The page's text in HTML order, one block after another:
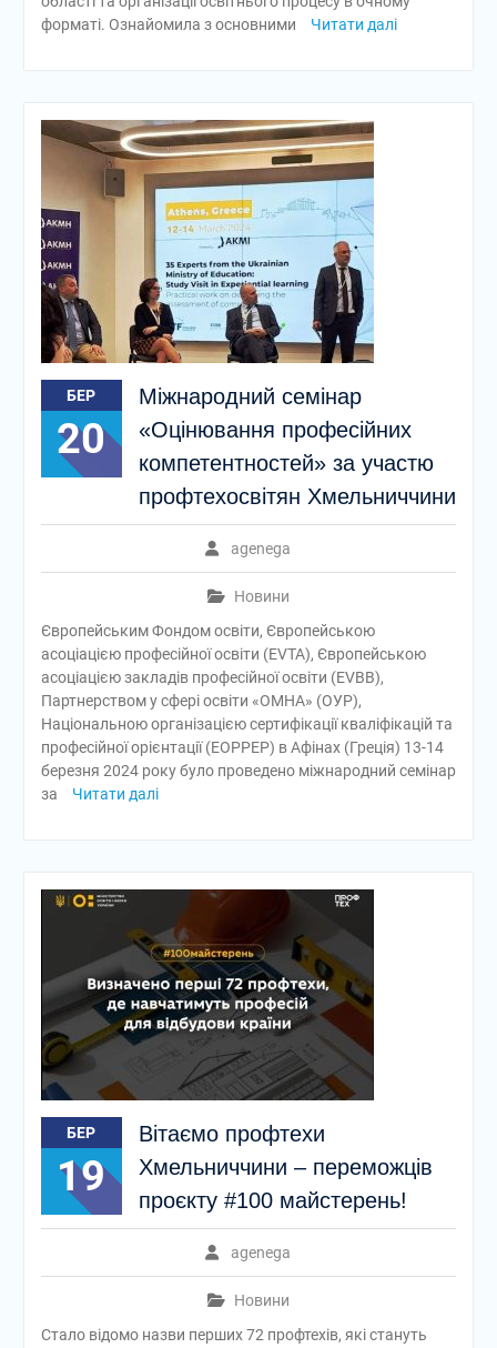
форматі. Ознайомила з основними
Читати далі
БЕР
20
Міжнародний семінар
«Оцінювання професійних
компетентностей» за участю
профтехосвітян Хмельниччини
agenega
Новини
Європейським Фондом освіти, Європейською
асоціацією професійної освіти (EVTA), Європейською
асоціацією закладів професійної освіти (EVBB),
Партнерством у сфері освіти «ОМНА» (ОУР),
Національною організацією сертифікації кваліфікацій та
професійної орієнтації (EOPPEP) в Афінах (Греція) 13-14
березня 2024 року було проведено міжнародний семінар
за
Читати далі
БЕР
19
Вітаємо профтехи
Хмельниччини – переможців
проєкту #100 майстерень!
agenega
Новини
Стало відомо назви перших 72 профтехів, які стануть